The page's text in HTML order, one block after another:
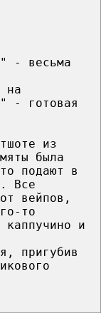
- весьма
на
- готовая
из
была
подают в
Все
вейпов,
то
каппучино и
пригубив